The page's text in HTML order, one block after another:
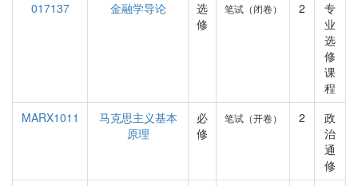
017137
金融学导论
选
修
笔试（闭卷） 2
专
业
选
修
课
程
MARX1011
马克思主义基本
原理
必
修
笔试（开卷） 2
政
治
通
修